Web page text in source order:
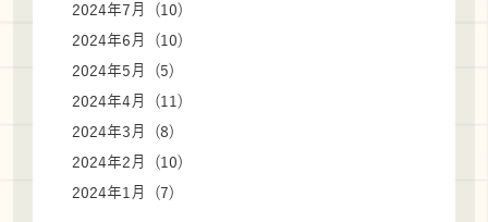
2024年7月 (10)
2024年6月 (10)
2024年5月 (5)
2024年4月 (11)
2024年3月 (8)
2024年2月 (10)
2024年1月 (7)